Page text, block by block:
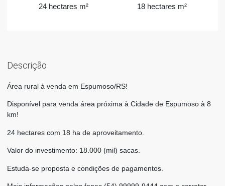
24 hectares m² 18 hectares m²
Descrição
Área rural à venda em Espumoso/RS!
Disponível para venda área próxima à Cidade de Espumoso à 8
km!
24 hectares com 18 ha de aproveitamento.
Valor do investimento: 18.000 (mil) sacas.
Estuda-se proposta e condições de pagamentos.